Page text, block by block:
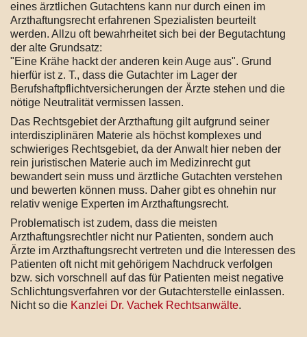
eines ärztlichen Gutachtens kann nur durch einen im
Arzthaftungsrecht erfahrenen Spezialisten beurteilt
werden. Allzu oft bewahrheitet sich bei der Begutachtung
der alte Grundsatz:
"Eine Krähe hackt der anderen kein Auge aus". Grund
hierfür ist z. T., dass die Gutachter im Lager der
Berufshaftpflichtversicherungen der Ärzte stehen und die
nötige Neutralität vermissen lassen.
Das Rechtsgebiet der Arzthaftung gilt aufgrund seiner
interdisziplinären Materie als höchst komplexes und
schwieriges Rechtsgebiet, da der Anwalt hier neben der
rein juristischen Materie auch im Medizinrecht gut
bewandert sein muss und ärztliche Gutachten verstehen
und bewerten können muss. Daher gibt es ohnehin nur
relativ wenige Experten im Arzthaftungsrecht.
Problematisch ist zudem, dass die meisten
Arzthaftungsrechtler nicht nur Patienten, sondern auch
Ärzte im Arzthaftungsrecht vertreten und die Interessen des
Patienten oft nicht mit gehörigem Nachdruck verfolgen
bzw. sich vorschnell auf das für Patienten meist negative
Schlichtungsverfahren vor der Gutachterstelle einlassen.
Nicht so die Kanzlei Dr. Vachek Rechtsanwälte.